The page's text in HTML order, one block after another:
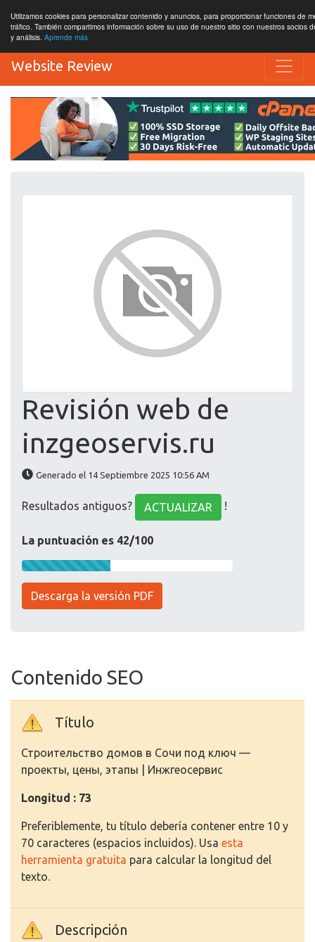
Utilizamos cookies para personalizar contenido y anuncios, para proporcionar funciones de
tráfico. También compartimos información sobre su uso de nuestro sitio con nuestros socios
y análisis. Aprende más
Website Review
Revisión web de
inzgeoservis.ru
Generado el 14 Septiembre 2025 10:56 AM
Resultados antiguos? ACTUALIZAR !
La puntuación es 42/100
Descarga la versión PDF
Contenido SEO
Título
Строительство домов в Сочи под ключ —
проекты, цены, этапы | Инжгеосервис
Longitud : 73
Preferiblemente, tu título debería contener entre 10 y
70 caracteres (espacios incluidos). Usa esta
herramienta gratuita para calcular la longitud del
texto.
Descripción